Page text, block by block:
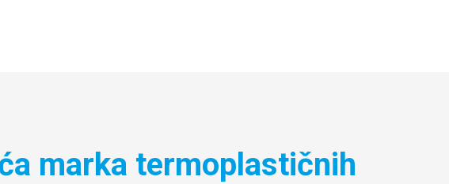
marka termoplastičnih